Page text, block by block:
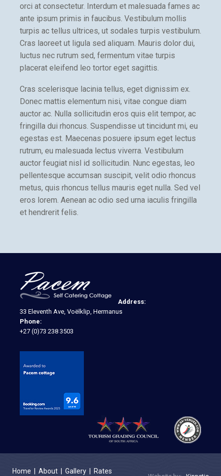
orci at consectetur. Interdum et malesuada fames ac
ante ipsum primis in faucibus. Vestibulum mollis
turpis ac tellus ultrices, ut sodales turpis vestibulum.
Cras laoreet ut ligula sed aliquam. Mauris dolor dui,
luctus nec rutrum sed, fermentum vitae turpis
placerat eleifend leo tortor eget sagittis.
Cras scelerisque lacinia tellus, eget dignissim ex.
Donec mattis elementum nisi, vitae congue diam
auctor ac. Nulla sollicitudin eros quis elit tempor, ac
fringilla dui rhoncus. Suspendisse ut tincidunt mi, eu
egestas est. Maecenas posuere ipsum eget lectus
rutrum, eu malesuada lectus viverra. Vestibulum
auctor feugiat nisl id sollicitudin. Nunc egestas, leo
pellentesque accumsan suscipit, velit odio rhoncus
metus, quis rhoncus tellus mauris eget nulla. Sed vel
eros lorem. Aenean ac odio sed urna iaculis fringilla
et hendrerit felis.
Address:
33 Eleventh Ave, Voëlklip, Hermanus
Phone:
+27 (0)73 238 3503
Home About Gallery Rates